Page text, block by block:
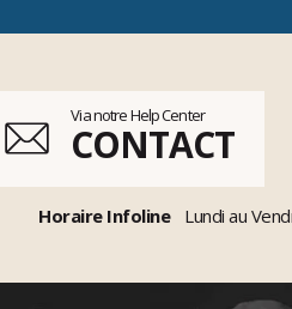
Via notre Help Center
CONTACT
Horaire Infoline Lundi au